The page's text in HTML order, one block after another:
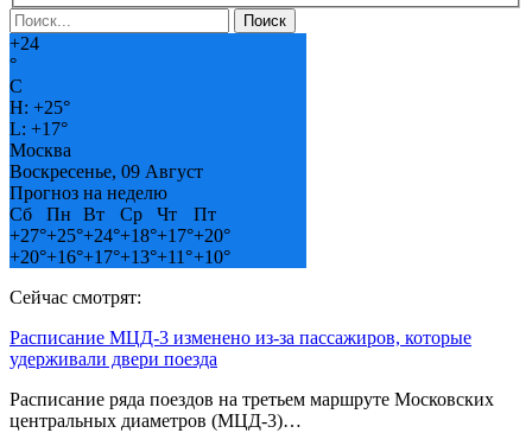
+24
°
C
H: +25°
L: +17°
Москва
Воскресенье, 09 Август
Прогноз на неделю
Сб
Пн Вт Ср Чт
Пт
+27°+25°+24°+18°+17°+20°
+20°+16°+17°+13°+11°+10°
Сейчас смотрят:
Расписание МЦД-3 изменено из-за пассажиров, которые
удерживали двери поезда
Расписание ряда поездов на третьем маршруте Московских
центральных диаметров (МЦД-3)…